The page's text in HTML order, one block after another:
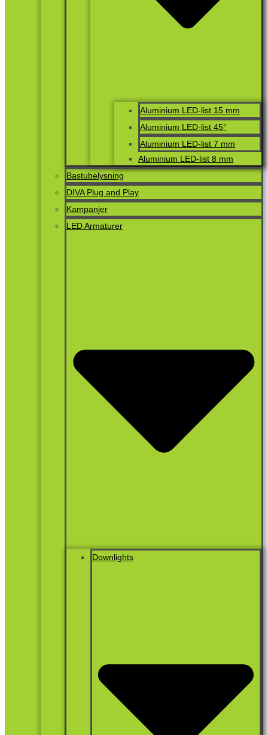
Aluminium LED-list 15 mm
Aluminium LED-list 45°
Aluminium LED-list 7 mm
Aluminium LED-list 8 mm
Bastubelysning
DIVA Plug and Play
Kampanjer
LED Armaturer
Downlights